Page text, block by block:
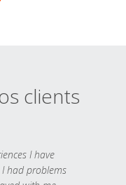
clients
I have
had problems